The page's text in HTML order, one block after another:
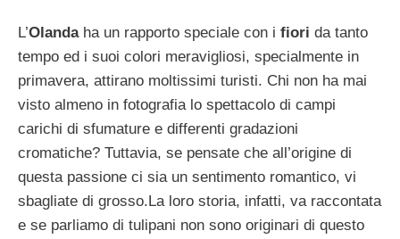
L’Olandaha un rapporto speciale con i fiori da tanto
tempo ed i suoi colori meravigliosi, specialmente in
primavera, attirano moltissimi turisti. Chi non ha mai
visto almeno in fotografia lo spettacolo di campi
carichi di sfumature e differenti gradazioni
cromatiche? Tuttavia, se pensate che all’origine di
questa passione ci sia un sentimento romantico, vi
sbagliate di grosso.La loro storia, infatti, va raccontata
e se parliamo di tulipani non sono originari di questo